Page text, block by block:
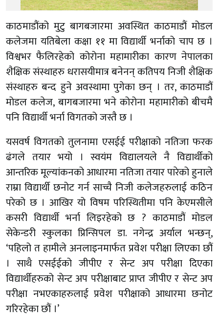
काठमाडौंको मुटु बागबजारमा अवस्थित काठमाडौं मोडल
कलेजमा यतिबेला कक्षा ११ मा विद्यार्थी भर्नाको चाप छ ।
विश्वभर फैलिरहेको कोरोना महामारीका कारण नेपालका
शैक्षिक संस्थाहरु धरासयीमात्र बनेनन् कतिपय निजी शैक्षिक
संस्थाहरु बन्द हुने अवस्थामा पुगेका छन् । तर, काठमाडौं
मोडल कलेज, बागबजारमा भने कोरोना महामारीको बीचमै
पनि विद्यार्थी भर्ना विगतको जस्तै छ ।
यसवर्ष विगतको तुलनामा एसईई परीक्षाको नतिजा फरक
ढंगले तयार भयो । स्वयंम विद्यालयले नै विद्यार्थीको
आन्तरिक मूल्यांकनको आधारमा नतिजा तयार पारेको हुनाले
राम्रा विद्यार्थी छनोट गर्न साच्चै निजी कलेजहरुलाई कठिन
परेको छ । आखिर यो विषम परिस्थितीमा पनि केएमसीले
कसरी विद्यार्थी भर्ना लिइरहेको छ ? काठमाडौं मोडल
सेकेन्डरी स्कुलका प्रिन्सिपल डा. नगेन्द्र अर्याल भन्छन्,
‘पहिलो त हामीले अनलाइनमार्फत प्रवेश परीक्षा लिएका छौं
। साथै एसईईको जीपीए र सेन्ट अप परीक्षा दिएका
विद्यार्थीहरुको सेन्ट अप परीक्षाबाट प्राप्त जीपीए र सेन्ट अप
परीक्षा नभएकाहरुलाई प्रवेश परीक्षाको आधारमा छनोट
गरिरहेका छौं ।’